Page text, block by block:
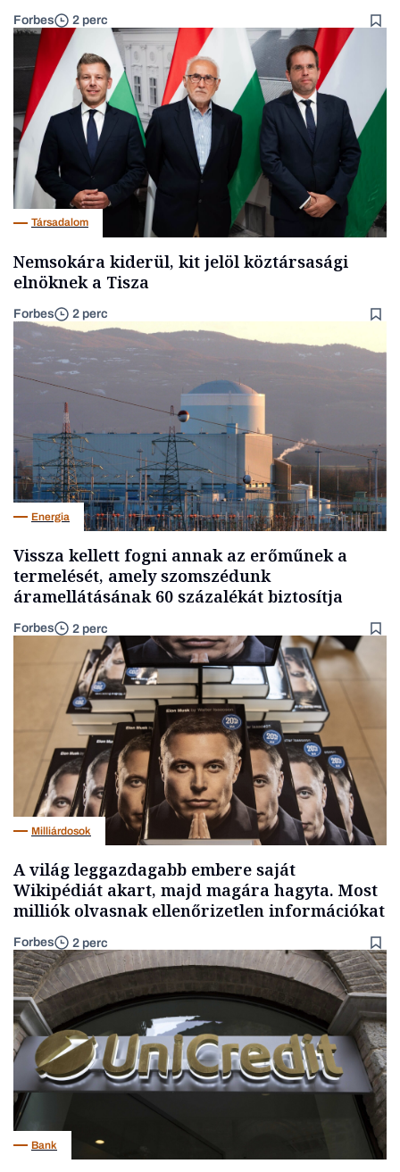
Forbes 2 perc
Társadalom
Nemsokára kiderül, kit jelöl köztársasági
elnöknek a Tisza
Forbes 2 perc
Energia
Vissza kellett fogni annak az erőműnek a
termelését, amely szomszédunk
áramellátásának 60 százalékát biztosítja
Forbes 2 perc
Milliárdosok
A világ leggazdagabb embere saját
Wikipédiát akart, majd magára hagyta. Most
milliók olvasnak ellenőrizetlen információkat
Forbes 2 perc
Bank